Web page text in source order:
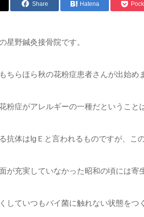
Share Hatena
星野鍼灸接骨院です。
ちらほら秋の花粉症患者さんが出始め
粉症がアレルギーの一種だということ
抗体はIgＥと言われるものですが、こ
が充実していなかった昭和の頃には寄
していつもバイ菌に触れない状態を